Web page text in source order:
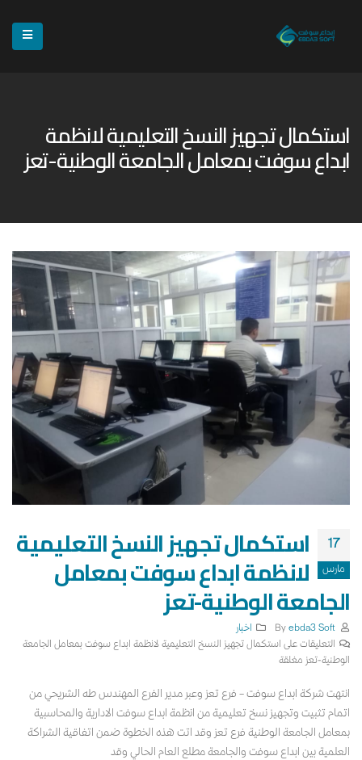
استكمال تجهيز النسخ التعليمية لانظمة
ابداع سوفت بمعامل الجامعة الوطنية-تعز
17
مارس
استكمال تجهيز النسخ التعليمية
لانظمة ابداع سوفت بمعامل
الجامعة الوطنية-تعز
ebda3 Soft
اخبار
التعليقات على استكمال تجهيز النسخ التعليمية لانظمة ابداع سوفت بمعامل الجامعة
الوطنية-تعز مغلقة
انتهت شركة ابداع سوفت – فرع تعز وعبر مدير الفرع المهندس طه الشريحي من
اتمام تثبيت وتجهيز نسخ تعليمية من انظمة ابداع سوفت الادارية والمحاسبية
بمعامل الجامعة الوطنية فرع تعز وقد اتت هذه الخطوة ضمن اتفاقية الشراكة
العلمية بين ابداع سوفت والجامعة مطلع العام الحالي وقد